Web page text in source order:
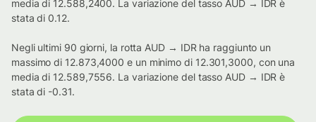
media di 12.588,2400. La variazione del tasso AUD → IDR è
stata di 0.12.
Negli ultimi 90 giorni, la rotta AUD → IDR ha raggiunto un
massimo di 12.873,4000 e un minimo di 12.301,3000, con una
media di 12.589,7556. La variazione del tasso AUD → IDR è
stata di -0.31.